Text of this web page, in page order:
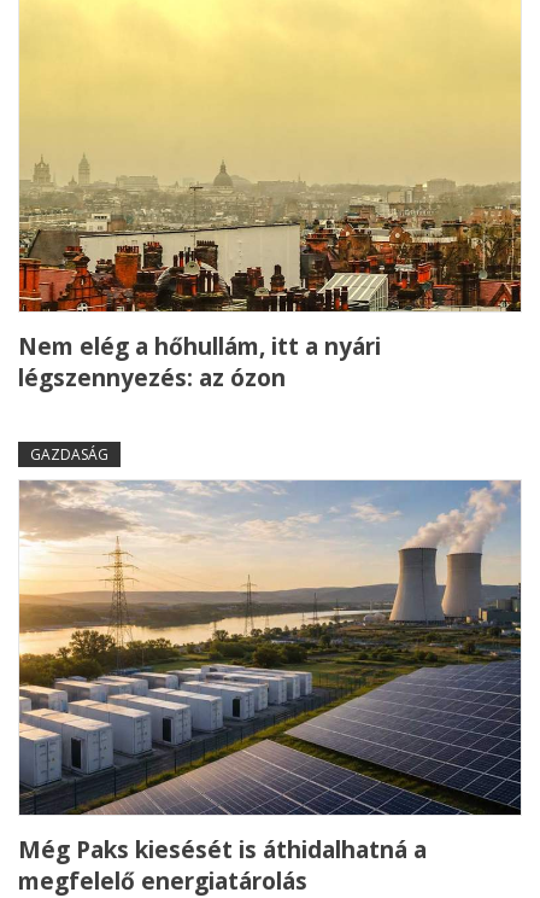
Nem elég a hőhullám, itt a nyári
légszennyezés: az ózon
GAZDASÁG
Még Paks kiesését is áthidalhatná a
megfelelő energiatárolás